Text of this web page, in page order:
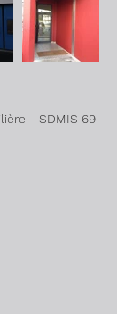
- SDMIS 69